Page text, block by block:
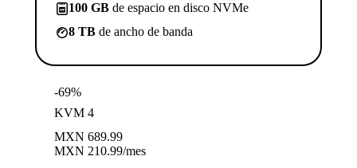
100 GB de espacio en disco NVMe
8 TB de ancho de banda
-69%
KVM 4
MXN 689.99
MXN 210.99/mes